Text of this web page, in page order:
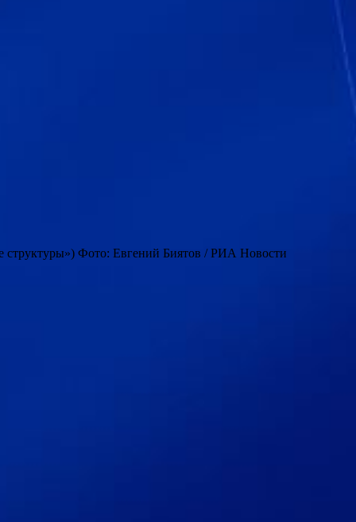
структуры») Фото: Евгений Биятов / РИА Новости